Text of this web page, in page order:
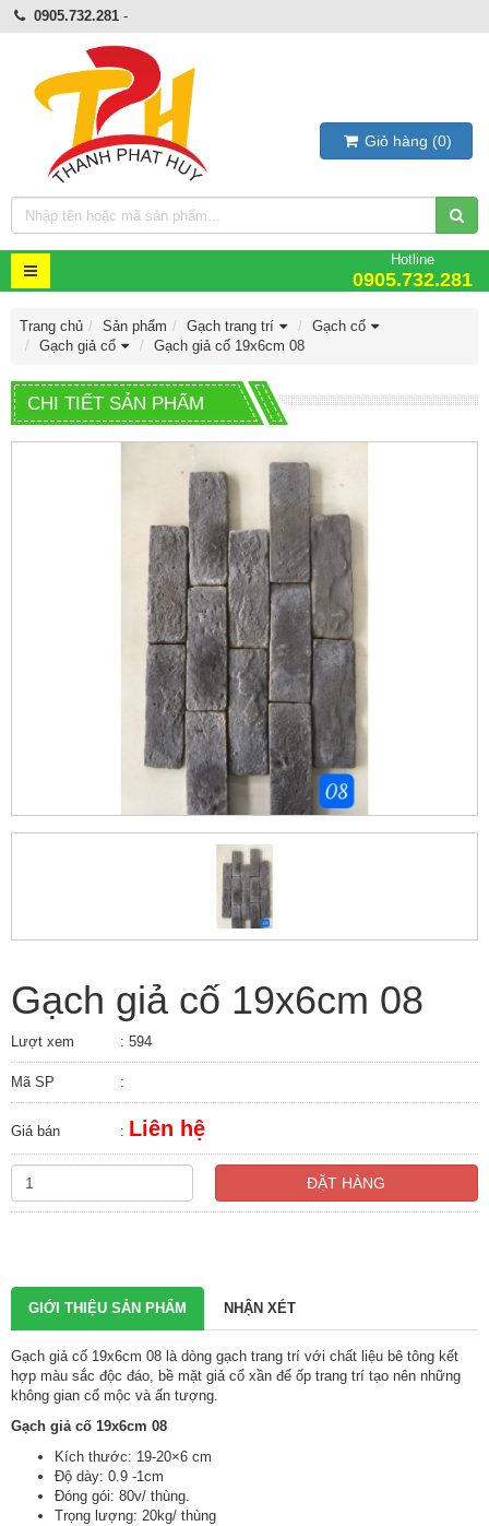
0905.732.281-
Giỏ hàng (0)
Hotline
0905.732.281
Trang chủ Sản phẩm Gạch trang trí
Gạch cổ
Gạch giả cổ
Gạch giả cố 19x6cm 08
CHI TIẾT SẢN PHẨM
Gạch giả cố 19x6cm 08
Lượt xem : 594
Mã SP :
Giá bán : Liên hệ
ĐẶT HÀNG
GIỚI THIỆU SẢN PHẨM NHẬN XÉT
Gạch giả cố 19x6cm 08 là dòng gạch trang trí với chất liệu bê tông kết
hợp màu sắc độc đáo, bề mặt giả cổ xần để ốp trang trí tạo nên những
không gian cổ mộc và ấn tượng.
Gạch giả cố 19x6cm 08
Kích thước: 19-20×6 cm
Độ dày: 0.9 -1cm
Đóng gói: 80v/ thùng.
Trọng lượng: 20kg/ thùng